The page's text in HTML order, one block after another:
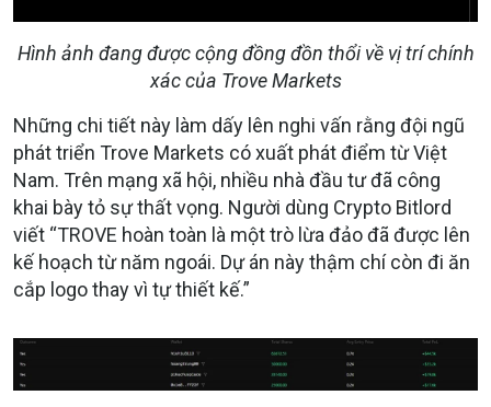
Hình ảnh đang được cộng đồng đồn thổi về vị trí chính
xác của Trove Markets
Những chi tiết này làm dấy lên nghi vấn rằng đội ngũ
phát triển Trove Markets có xuất phát điểm từ Việt
Nam. Trên mạng xã hội, nhiều nhà đầu tư đã công
khai bày tỏ sự thất vọng. Người dùng Crypto Bitlord
viết “TROVE hoàn toàn là một trò lừa đảo đã được lên
kế hoạch từ năm ngoái. Dự án này thậm chí còn đi ăn
cắp logo thay vì tự thiết kế.”